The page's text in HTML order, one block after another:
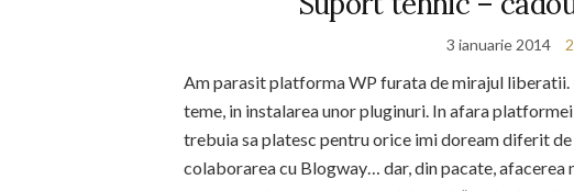
3 ianuarie 2014
Am parasit platforma WP furata de mirajul liberatii.
teme, in instalarea unor pluginuri. In afara
trebuia sa platesc pentru orice imi doream diferit de
colaborarea cu Blogway… dar, din pacate, afacerea